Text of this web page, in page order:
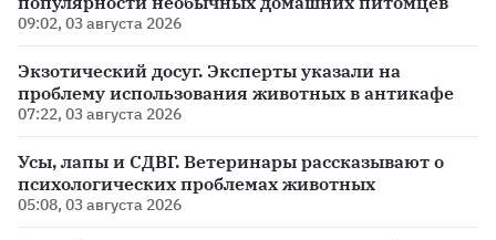
09:02, 03 августа 2026
Экзотический досуг. Эксперты указали на
проблему использования животных в антикафе
07:22, 03 августа 2026
Усы, лапы и СДВГ. Ветеринары рассказывают о
психологических проблемах животных
05:08, 03 августа 2026